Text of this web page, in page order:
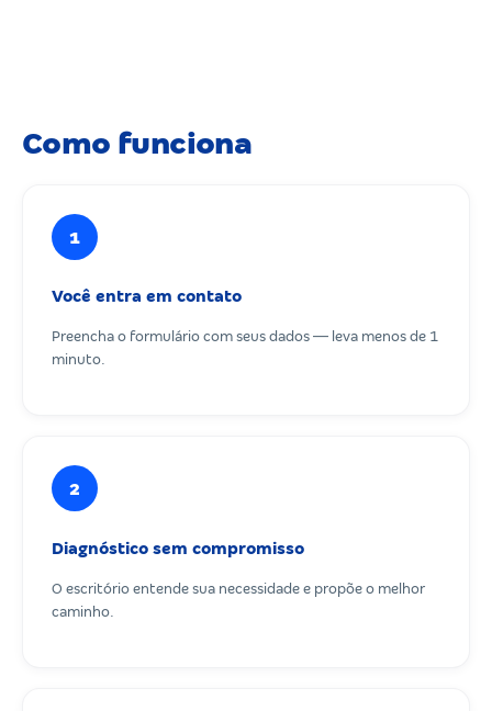
Como funciona
1
Você entra em contato
Preencha o formulário com seus dados — leva menos de 1
minuto.
2
Diagnóstico sem compromisso
O escritório entende sua necessidade e propõe o melhor
caminho.